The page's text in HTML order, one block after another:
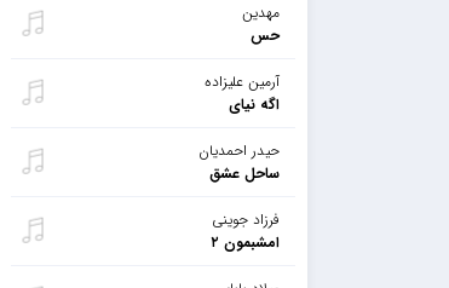
مهدین
حس
آرمین علیزاده
اگه نیای
حیدر احمدیان
ساحل عشق
فرزاد جوینی
امشبمون ۲